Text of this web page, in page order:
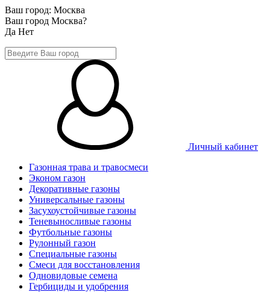
Ваш город: Москва
Ваш город Москва?
Да Нет
Личный кабинет
Газонная трава и травосмеси
Эконом газон
Декоративные газоны
Универсальные газоны
Засухоустойчивые газоны
Теневыносливые газоны
Футбольные газоны
Рулонный газон
Специальные газоны
Смеси для восстановления
Одновидовые семена
Гербициды и удобрения